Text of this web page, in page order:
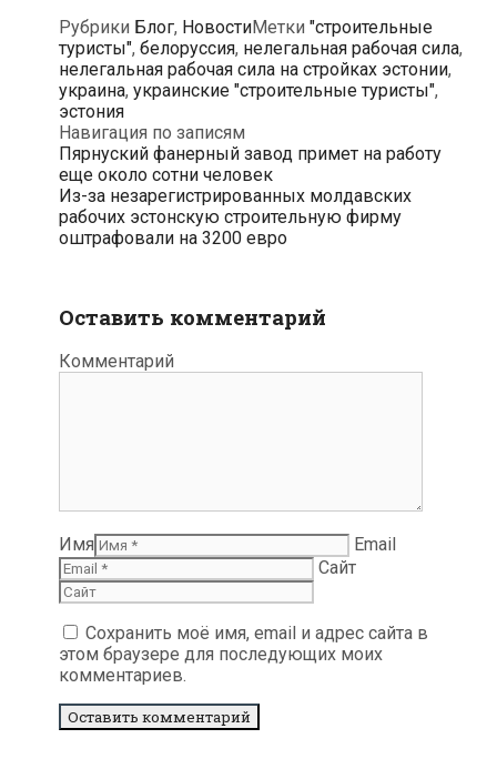
Рубрики Блог, НовостиМетки "строительные
туристы", белоруссия, нелегальная рабочая сила,
нелегальная рабочая сила на стройках эстонии,
украина, украинские "строительные туристы",
эстония
Навигация по записям
Пярнуский фанерный завод примет на работу
еще около сотни человек
Из-за незарегистрированных молдавских
рабочих эстонскую строительную фирму
оштрафовали на 3200 евро
Оставить комментарий
Комментарий
Имя
Email
Сайт
Сохранить моё имя, email и адрес сайта в
этом браузере для последующих моих
комментариев.